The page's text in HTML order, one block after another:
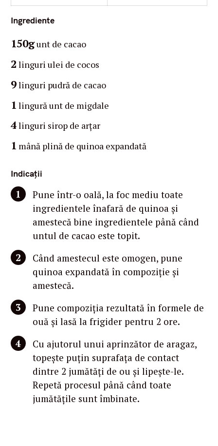
Ingrediente
150gunt de cacao
2 linguri ulei de cocos
9linguri pudră de cacao
1 lingură unt de migdale
4linguri sirop de arțar
1 mână plină de quinoa expandată
Indicații
Pune într-o oală, la foc mediu toate
ingredientele înafară de quinoa și
amestecă bine ingredientele până când
untul de cacao este topit.
Când amestecul este omogen, pune
quinoa expandată în compoziție și
amestecă.
Pune compoziția rezultată în formele de
ouă și lasă la frigider pentru 2 ore.
Cu ajutorul unui aprinzător de aragaz,
topește puțin suprafața de contact
dintre 2 jumătăți de ou și lipește-le.
Repetă procesul până când toate
jumătățile sunt îmbinate.